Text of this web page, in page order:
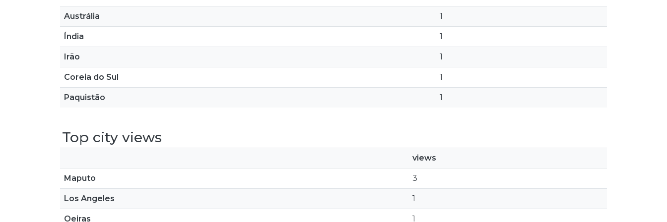
Austrália 1
Índia 1
Irão 1
Coreia do Sul 1
Paquistão 1
Top city views
views
Maputo 3
Los Angeles 1
Oeiras 1